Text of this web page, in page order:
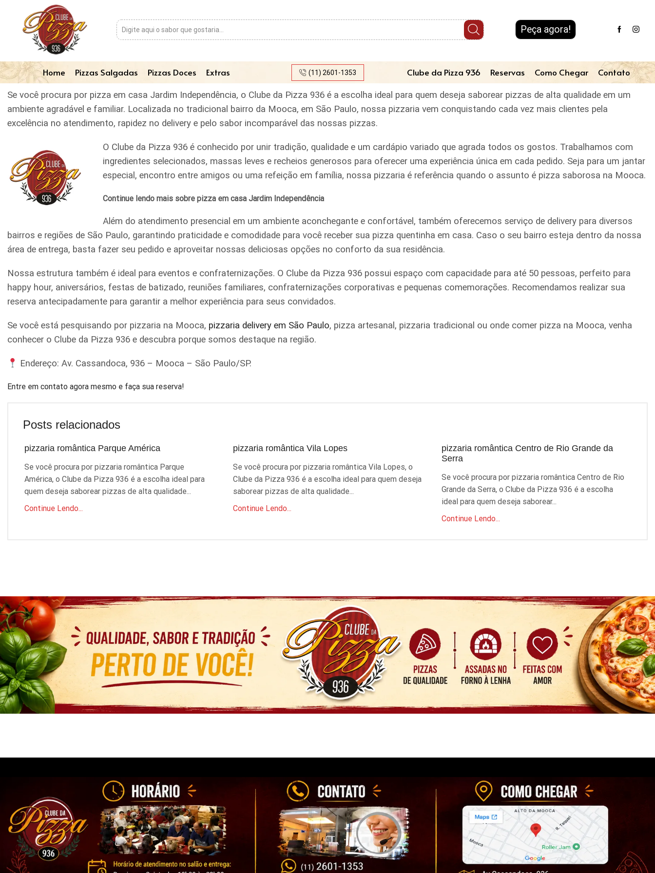
Peça agora!
Home Pizzas Salgadas Pizzas Doces Extras (11) 2601-1353 Clube da Pizza 936 Reservas Como Chegar Contato
Se você procura por pizza em casa Jardim Independência, o Clube da Pizza 936 é a escolha ideal para quem deseja saborear pizzas de alta qualidade em um
ambiente agradável e familiar. Localizada no tradicional bairro da Mooca, em São Paulo, nossa pizzaria vem conquistando cada vez mais clientes pela
excelência no atendimento, rapidez no delivery e pelo sabor incomparável das nossas pizzas.
O Clube da Pizza 936 é conhecido por unir tradição, qualidade e um cardápio variado que agrada todos os gostos. Trabalhamos com
ingredientes selecionados, massas leves e recheios generosos para oferecer uma experiência única em cada pedido. Seja para um jantar
especial, encontro entre amigos ou uma refeição em família, nossa pizzaria é referência quando o assunto é pizza saborosa na Mooca.
Continue lendo mais sobre pizza em casa Jardim Independência
Além do atendimento presencial em um ambiente aconchegante e confortável, também oferecemos serviço de delivery para diversos
bairros e regiões de São Paulo, garantindo praticidade e comodidade para você receber sua pizza quentinha em casa. Caso o seu bairro esteja dentro da nossa
área de entrega, basta fazer seu pedido e aproveitar nossas deliciosas opções no conforto da sua residência.
Nossa estrutura também é ideal para eventos e confraternizações. O Clube da Pizza 936 possui espaço com capacidade para até 50 pessoas, perfeito para
happy hour, aniversários, festas de batizado, reuniões familiares, confraternizações corporativas e pequenas comemorações. Recomendamos realizar sua
reserva antecipadamente para garantir a melhor experiência para seus convidados.
Se você está pesquisando por pizzaria na Mooca, pizzaria delivery em São Paulo, pizza artesanal, pizzaria tradicional ou onde comer pizza na Mooca, venha
conhecer o Clube da Pizza 936 e descubra porque somos destaque na região.
Endereço: Av. Cassandoca, 936 – Mooca – São Paulo/SP.
Entre em contato agora mesmo e faça sua reserva!
Posts relacionados
pizzaria romântica Parque América
Se você procura por pizzaria romântica Parque
América, o Clube da Pizza 936 é a escolha ideal para
quem deseja saborear pizzas de alta qualidade...
Continue Lendo...
pizzaria romântica Vila Lopes
Se você procura por pizzaria romântica Vila Lopes, o
Clube da Pizza 936 é a escolha ideal para quem deseja
saborear pizzas de alta qualidade...
Continue Lendo...
pizzaria romântica Centro de Rio Grande da
Serra
Se você procura por pizzaria romântica Centro de Rio
Grande da Serra, o Clube da Pizza 936 é a escolha
ideal para quem deseja saborear...
Continue Lendo...